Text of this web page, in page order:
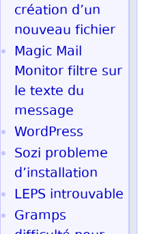
création d’un
nouveau fichier
Magic Mail
Monitor filtre sur
le texte du
message
WordPress
Sozi probleme
d’installation
LEPS introuvable
Gramps